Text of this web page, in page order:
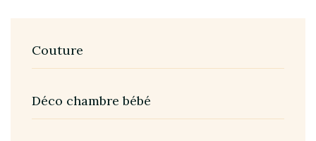
Couture
Déco chambre bébé